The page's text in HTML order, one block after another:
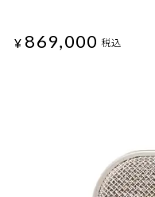
¥ 869,000 税込